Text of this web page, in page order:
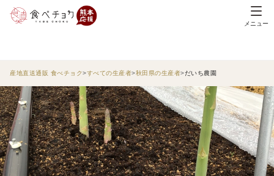
メニュー
産地直送通販 食べチョク すべての生産者 秋田県の生産者 だいち農園